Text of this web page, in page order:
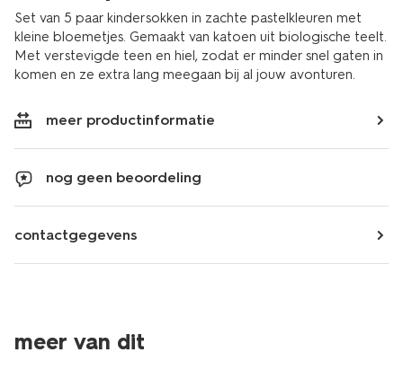
Set van 5 paar kindersokken in zachte pastelkleuren met
kleine bloemetjes. Gemaakt van katoen uit biologische teelt.
Met verstevigde teen en hiel, zodat er minder snel gaten in
komen en ze extra lang meegaan bij al jouw avonturen.
meer productinformatie
nog geen beoordeling
contactgegevens
meer van dit
5 paar